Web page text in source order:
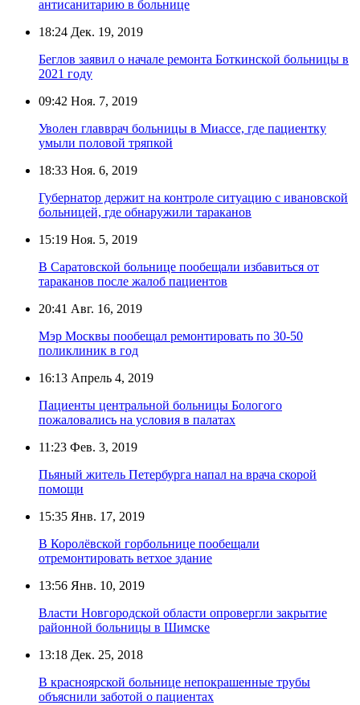
антисанитарию в больнице
18:24 Дек. 19, 2019
Беглов заявил о начале ремонта Боткинской больницы в
2021 году
09:42 Ноя. 7, 2019
Уволен главврач больницы в Миассе, где пациентку
умыли половой тряпкой
18:33 Ноя. 6, 2019
Губернатор держит на контроле ситуацию с ивановской
больницей, где обнаружили тараканов
15:19 Ноя. 5, 2019
В Саратовской больнице пообещали избавиться от
тараканов после жалоб пациентов
20:41 Авг. 16, 2019
Мэр Москвы пообещал ремонтировать по 30-50
поликлиник в год
16:13 Апрель 4, 2019
Пациенты центральной больницы Бологого
пожаловались на условия в палатах
11:23 Фев. 3, 2019
Пьяный житель Петербурга напал на врача скорой
помощи
15:35 Янв. 17, 2019
В Королёвской горбольнице пообещали
отремонтировать ветхое здание
13:56 Янв. 10, 2019
Власти Новгородской области опровергли закрытие
районной больницы в Шимске
13:18 Дек. 25, 2018
В красноярской больнице непокрашенные трубы
объяснили заботой о пациентах